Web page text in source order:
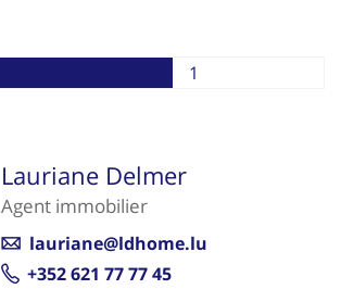
1
Lauriane Delmer
Agent immobilier
lauriane@ldhome.lu
+352 621 77 77 45